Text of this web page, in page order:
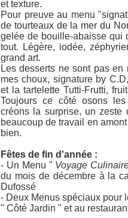
et texture.
Pour preuve au menu
de tourteaux de la mer du
gelée de bouille-abaisse qui
tout. Légère, iodée,
grand art.
Les desserts ne sont pas
mes choux, signature by
et la tartelette Tutti-Frutti,
Toujours ce côté osons
créons la surprise, un zeste
beaucoup de travail en
bien.
Fêtes de fin d'année :
- Un Menu " Voyage
du mois de décembre à la
Dufossé
- Deux Menus spéciaux pour
" Côté Jardin " et au